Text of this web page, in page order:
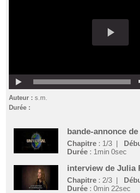
Auteur : s.m.
Durée :
bande-annonce
Chapitre : 1/3 |
Durée : 1min 0sec
interview de Julia
Chapitre : 2/3 |
Durée : 0min 22sec